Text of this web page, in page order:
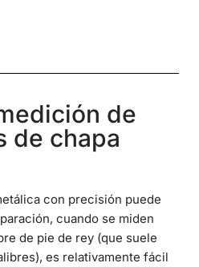
de
de chapa
con precisión puede
cuando se miden
de pie de rey (que suele
es relativamente fácil